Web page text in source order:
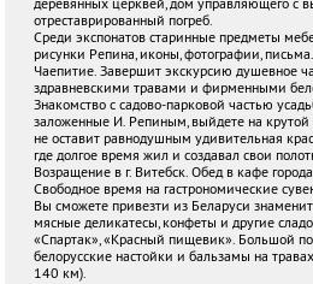
деревянных церквей, дом управляющего с
отреставрированный погреб.
Среди экспонатов старинные предметы
рисунки Репина, иконы, фотографии, письма.
Чаепитие. Завершит экскурсию душевное
здравневскими травами и фирменными
Знакомство с садово-парковой частью
заложенные И. Репиным, выйдете на
не оставит равнодушным удивительная
где долгое время жил и создавал свои
Возращение в г. Витебск. Обед в кафе
Свободное время на гастрономические
Вы сможете привезти из Беларуси
мясные деликатесы, конфеты и другие
«Спартак», «Красный пищевик». Большой
белорусские настойки и бальзамы на
140 км).